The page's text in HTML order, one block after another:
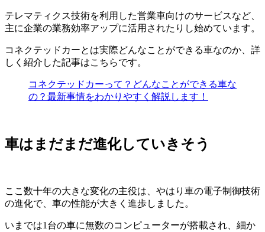
テレマティクス技術を利用した営業車向けのサービスなど、
主に企業の業務効率アップに活用されたりし始めています。
コネクテッドカーとは実際どんなことができる車なのか、詳
しく紹介した記事はこちらです。
コネクテッドカーって？どんなことができる車な
の？最新事情をわかりやすく解説します！
車はまだまだ進化していきそう
ここ数十年の大きな変化の主役は、やはり車の電子制御技術
の進化で、車の性能が大きく進歩しました。
いまでは1台の車に無数のコンピューターが搭載され、細か